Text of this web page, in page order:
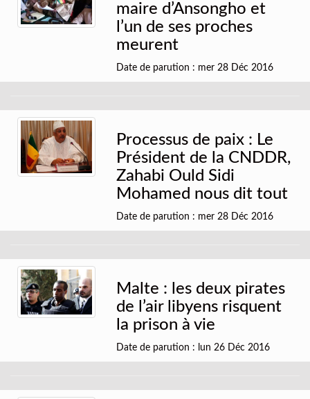
maire d’Ansongho et
l’un de ses proches
meurent
Date de parution : mer 28 Déc 2016
Processus de paix : Le
Président de la CNDDR,
Zahabi Ould Sidi
Mohamed nous dit tout
Date de parution : mer 28 Déc 2016
Malte : les deux pirates
de l’air libyens risquent
la prison à vie
Date de parution : lun 26 Déc 2016